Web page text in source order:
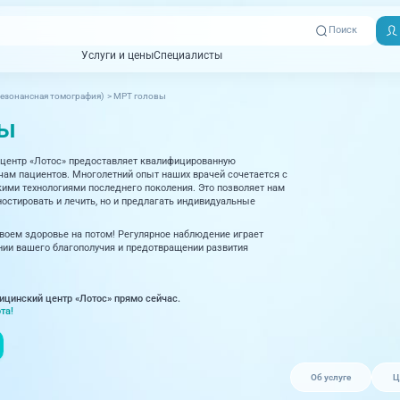
Поиск
Услуги и ценыСпециалисты
томография) > МРТ головы
«Лотос» предоставляет квалифицированную
пациентов. Многолетний опыт наших врачей сочетается с
технологиями последнего поколения. Это позволяет нам
и лечить, но и предлагать индивидуальные
здоровье на потом! Регулярное наблюдение играет
вашего благополучия и предотвращении развития
центр «Лотос» прямо сейчас.
Об услуге
томография)
медицина
кабинет
рефлексотерапия
маммология
Оториноларингология
Офтальмология
Проктология